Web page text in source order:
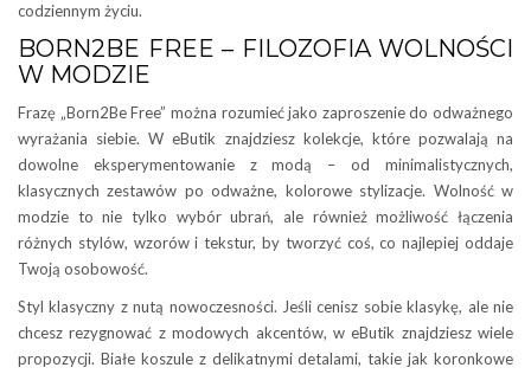
codziennym życiu.
BORN2BE FREE – FILOZOFIA WOLNOŚCI
W MODZIE
Frazę „Born2Be Free” można rozumieć jako zaproszenie do odważnego
wyrażania siebie. W eButik znajdziesz kolekcje, które pozwalają na
dowolne eksperymentowanie z modą – od minimalistycznych,
klasycznych zestawów po odważne, kolorowe stylizacje. Wolność w
modzie to nie tylko wybór ubrań, ale również możliwość łączenia
różnych stylów, wzorów i tekstur, by tworzyć coś, co najlepiej oddaje
Twoją osobowość.
Styl klasyczny z nutą nowoczesności. Jeśli cenisz sobie klasykę, ale nie
chcesz rezygnować z modowych akcentów, w eButik znajdziesz wiele
propozycji. Białe koszule z delikatnymi detalami, takie jak koronkowe